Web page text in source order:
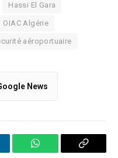
Hassi El Gara
OIAC Algérie
aéroportuaire
News
WhatsApp Copy